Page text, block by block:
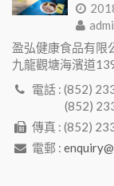
盈弘健康食品有限
九龍觀塘海濱道
電話 : (852)
(852) 2336
傳真 : (852)
電郵 :